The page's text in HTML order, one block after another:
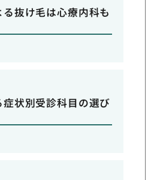
抜け毛は心療内科も
状別受診科目の選び